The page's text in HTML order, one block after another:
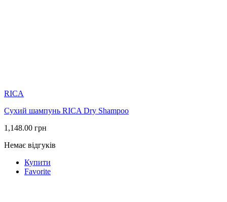
RICA
Сухий шампунь RICA Dry Shampoo
1,148.00 грн
Немає відгуків
Купити
Favorite